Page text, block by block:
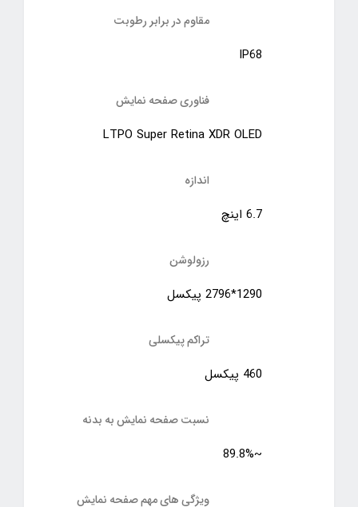
مقاوم در برابر رطوبت
IP68
فناوری صفحه‌ نمایش
LTPO Super Retina XDR OLED
اندازه
6.7 اینچ
رزولوشن
1290*2796 پیکسل
تراکم پیکسلی
460 پیکسل
نسبت صفحه‌ نمایش به بدنه
~89.8%
ویژگی های مهم صفحه نمایش